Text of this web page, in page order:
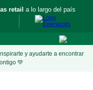
retail a lo largo del país
y ayudarte a encontrar
💚